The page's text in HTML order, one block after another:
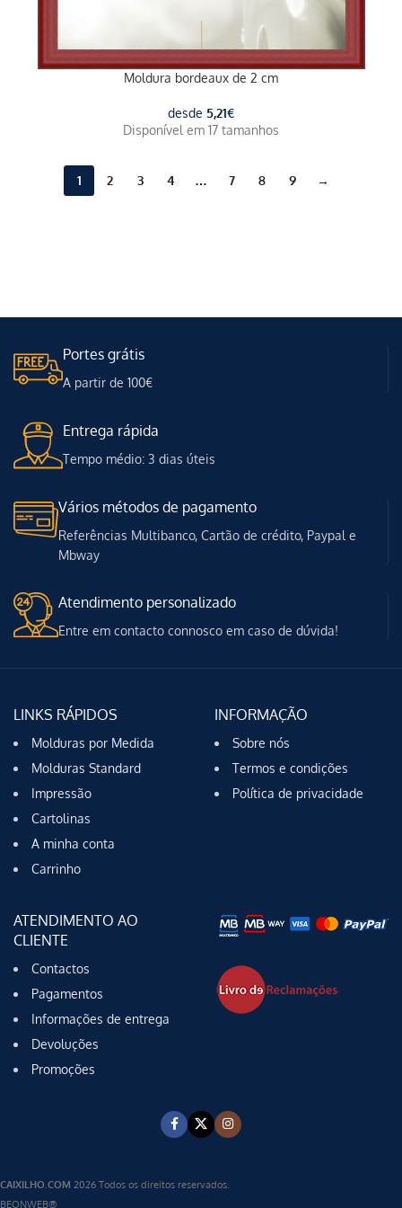
Moldura bordeaux de 2 cm
desde 5,21€
Disponível em 17 tamanhos
1 2 3 4 … 7 8 9 →
Portes grátis
A partir de 100€
Entrega rápida
Tempo médio: 3 dias úteis
Vários métodos de pagamento
Referências Multibanco, Cartão de crédito, Paypal e
Mbway
Atendimento personalizado
Entre em contacto connosco em caso de dúvida!
LINKS RÁPIDOS
Molduras por Medida
Molduras Standard
Impressão
Cartolinas
A minha conta
Carrinho
INFORMAÇÃO
Sobre nós
Termos e condições
Política de privacidade
ATENDIMENTO AO
CLIENTE
Contactos
Pagamentos
Informações de entrega
Devoluções
Promoções
CAIXILHO.COM 2026 Todos os direitos reservados.
BEONWEB®